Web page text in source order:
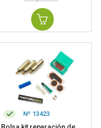
Nº 13423